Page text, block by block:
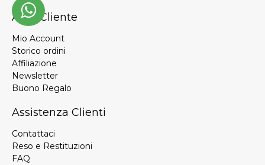
Area Cliente
Mio Account
Storico ordini
Affiliazione
Newsletter
Buono Regalo
Assistenza Clienti
Contattaci
Reso e Restituzioni
FAQ